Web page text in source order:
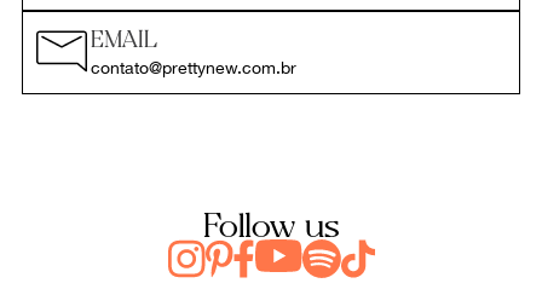
EMAIL
contato@prettynew.com.br
Follow us